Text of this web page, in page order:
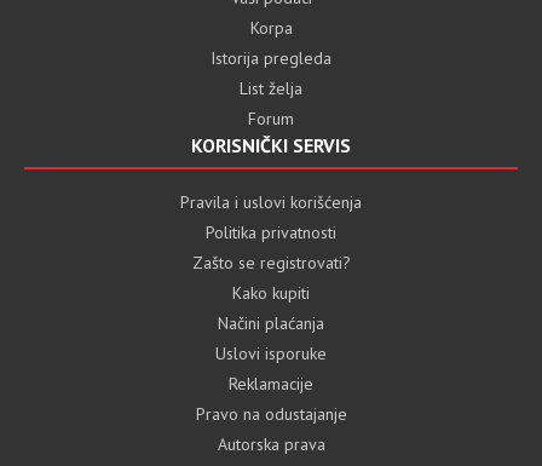
Korpa
Istorija pregleda
List želja
Forum
KORISNIČKI SERVIS
Pravila i uslovi korišćenja
Politika privatnosti
Zašto se registrovati?
Kako kupiti
Načini plaćanja
Uslovi isporuke
Reklamacije
Pravo na odustajanje
Autorska prava